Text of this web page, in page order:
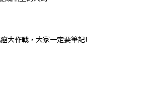
大作戰， 大家一定要筆記!